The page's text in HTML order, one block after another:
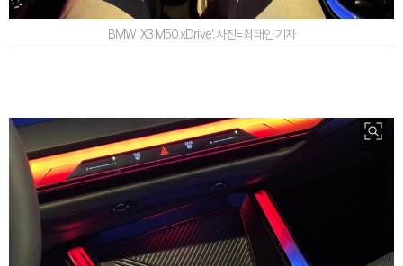
BMW 'X3 M50 xDrive'. 사진=최태인 기자